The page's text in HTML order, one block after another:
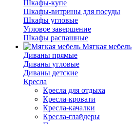
Шкафы-купе
Шкафы-витрины для посуды
Шкафы угловые
Угловое завершение
Шкафы распашные
Мягкая мебель
Диваны прямые
Диваны угловые
Диваны детские
Кресла
Кресла для отдыха
Кресла-кровати
Кресла-качалки
Кресла-глайдеры